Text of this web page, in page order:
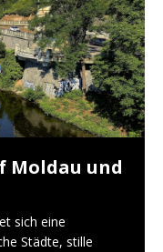
Moldau und
sich eine
Städte, stille